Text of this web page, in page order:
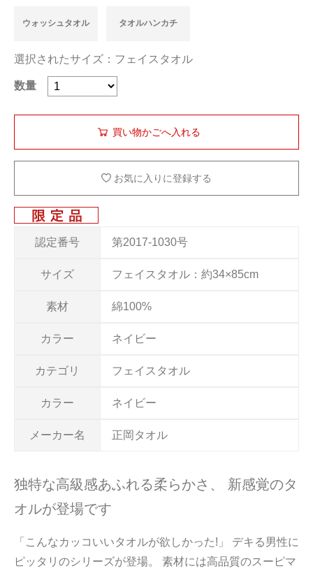
認定番号 第2017-1030号
サイズ フェイスタオル：約34×85cm
素材 綿100%
カラー ネイビー
カテゴリ フェイスタオル
カラー ネイビー
メーカー名 正岡タオル
ウォッシュタオル タオルハンカチ
選択されたサイズ：フェイスタオル
数量
お気に入りに登録する
独特な高級感あふれる柔らかさ、 新感覚のタ
オルが登場です
「こんなカッコいいタオルが欲しかった!」 デキる男性に
ピッタリのシリーズが登場。 素材には高品質のスーピマ